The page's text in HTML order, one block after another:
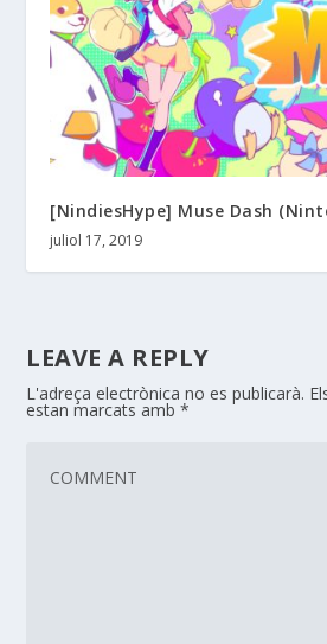
[NindiesHype] Muse Dash
juliol 17, 2019
LEAVE A REPLY
L'adreça electrònica no es publicarà.
estan marcats amb*